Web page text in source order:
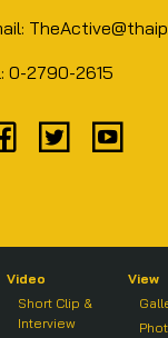
0-2790-2615
Video
Short Clip &
Interview
View